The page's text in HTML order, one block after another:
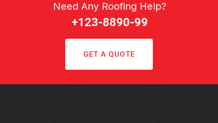
Need Any Roofing Help?
+123-8890-99
GET A QUOTE